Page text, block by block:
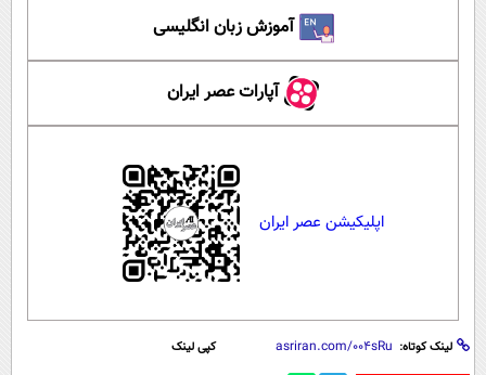
آموزش زبان انگلیسی
آپارات عصر ایران
اپلیکیشن عصر ایران
لینک کوتاه: کپی لینک